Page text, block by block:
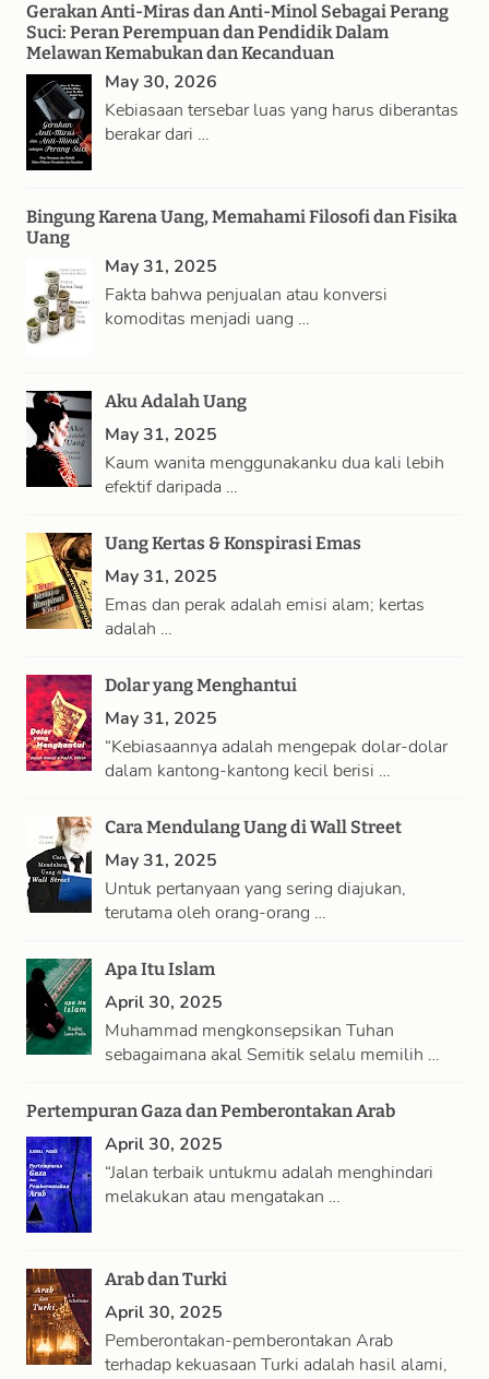
Gerakan Anti-Miras dan Anti-Minol Sebagai Perang
Suci: Peran Perempuan dan Pendidik Dalam
Melawan Kemabukan dan Kecanduan
May 30, 2026
Kebiasaan tersebar luas yang harus diberantas
berakar dari …
Bingung Karena Uang, Memahami Filosofi dan Fisika
Uang
May 31, 2025
Fakta bahwa penjualan atau konversi
komoditas menjadi uang …
Aku Adalah Uang
May 31, 2025
Kaum wanita menggunakanku dua kali lebih
efektif daripada …
Uang Kertas & Konspirasi Emas
May 31, 2025
Emas dan perak adalah emisi alam; kertas
adalah …
Dolar yang Menghantui
May 31, 2025
“Kebiasaannya adalah mengepak dolar-dolar
dalam kantong-kantong kecil berisi …
Cara Mendulang Uang di Wall Street
May 31, 2025
Untuk pertanyaan yang sering diajukan,
terutama oleh orang-orang …
Apa Itu Islam
April 30, 2025
Muhammad mengkonsepsikan Tuhan
sebagaimana akal Semitik selalu memilih …
Pertempuran Gaza dan Pemberontakan Arab
April 30, 2025
“Jalan terbaik untukmu adalah menghindari
melakukan atau mengatakan …
Arab dan Turki
April 30, 2025
Pemberontakan-pemberontakan Arab
terhadap kekuasaan Turki adalah hasil alami,